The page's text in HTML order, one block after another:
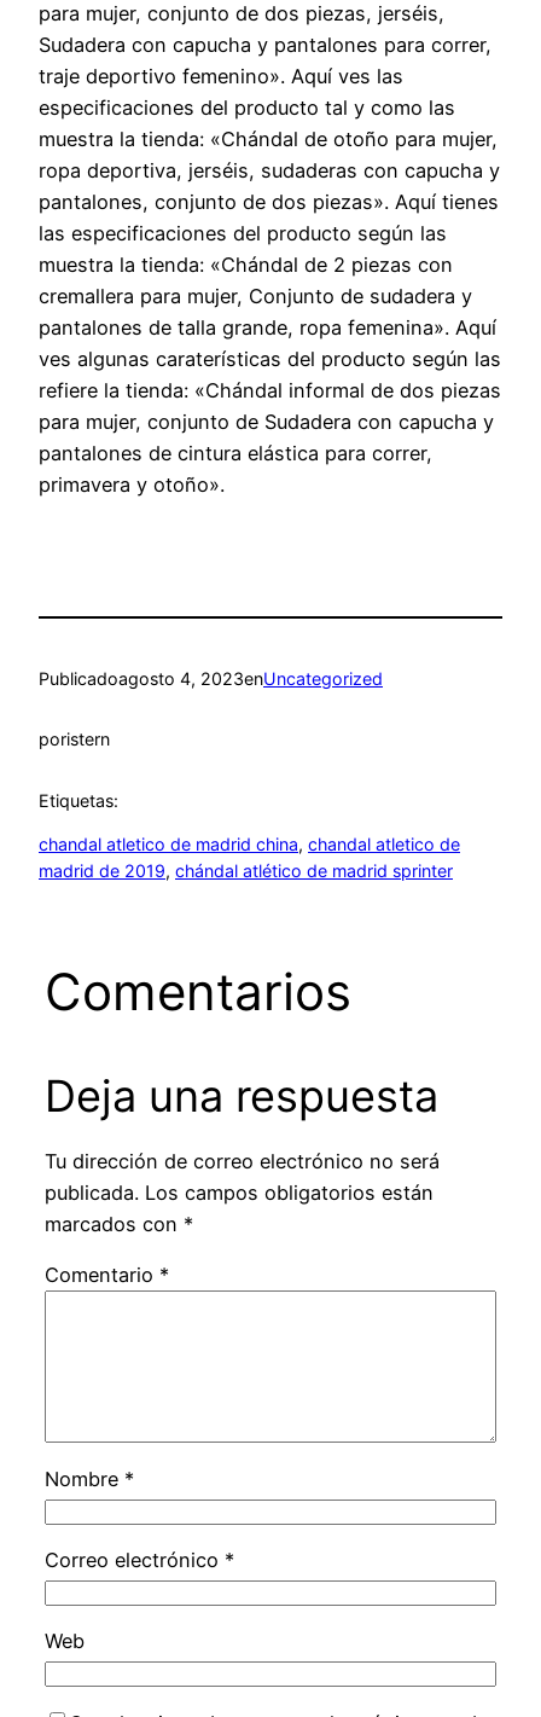
para mujer, conjunto de dos piezas, jerséis,
Sudadera con capucha y pantalones para correr,
traje deportivo femenino». Aquí ves las
especificaciones del producto tal y como las
muestra la tienda: «Chándal de otoño para mujer,
ropa deportiva, jerséis, sudaderas con capucha y
pantalones, conjunto de dos piezas». Aquí tienes
las especificaciones del producto según las
muestra la tienda: «Chándal de 2 piezas con
cremallera para mujer, Conjunto de sudadera y
pantalones de talla grande, ropa femenina». Aquí
ves algunas caraterísticas del producto según las
refiere la tienda: «Chándal informal de dos piezas
para mujer, conjunto de Sudadera con capucha y
pantalones de cintura elástica para correr,
primavera y otoño».
Publicadoagosto 4, 2023enUncategorized
poristern
Etiquetas:
chandal atletico de madrid china, chandal atletico de
madrid de 2019, chándal atlético de madrid sprinter
Comentarios
Deja una respuesta
Tu dirección de correo electrónico no será
publicada. Los campos obligatorios están
marcados con *
Comentario *
Nombre *
Correo electrónico *
Web